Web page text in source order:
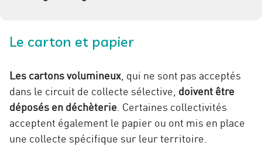
Le carton et papier
Les cartons volumineux , qui ne sont pas acceptés
dans le circuit de collecte sélective, doivent être
déposés en déchèterie . Certaines collectivités
acceptent également le papier ou ont mis en place
une collecte spécifique sur leur territoire.